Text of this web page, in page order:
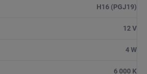
H16 (PGJ19)
12 V
4 W
6 000 K